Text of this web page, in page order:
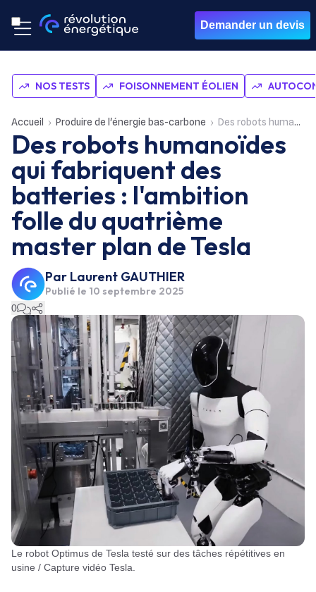
Demander un devis
NOS TESTS FOISONNEMENT ÉOLIEN
Accueil Produire de l'énergie bas-carbone Des robots humanoïdes qui fabriquent des batteries : l'ambition folle du quatrième master plan de Tesla
Des robots humanoïdes
qui fabriquent des
batteries : l'ambition
folle du quatrième
master plan de Tesla
Par Laurent GAUTHIER
Publié le 10 septembre 2025
0
Le robot Optimus de Tesla testé sur des tâches répétitives en
usine / Capture vidéo Tesla.